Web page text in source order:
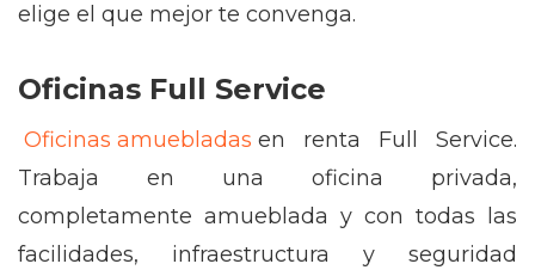
elige el que mejor te convenga.
Oficinas Full Service
Oficinas amuebladas en renta Full Service.
Trabaja en una oficina privada,
completamente amueblada y con todas las
facilidades, infraestructura y seguridad